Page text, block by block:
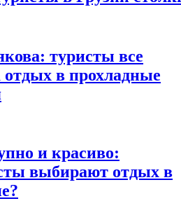
туристы все
отдых в прохладные
и красиво:
выбирают отдых в